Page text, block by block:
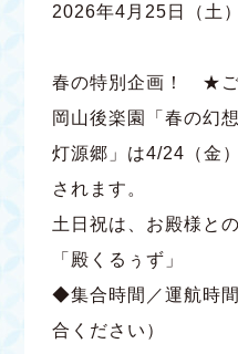
2026年4月25日（土
春の特別企画！ ★ご
岡山後楽園「春の幻
灯源郷」は4/24（金
されます。
土日祝は、お殿様と
「殿くるぅず」
◆集合時間／運航時
合ください）